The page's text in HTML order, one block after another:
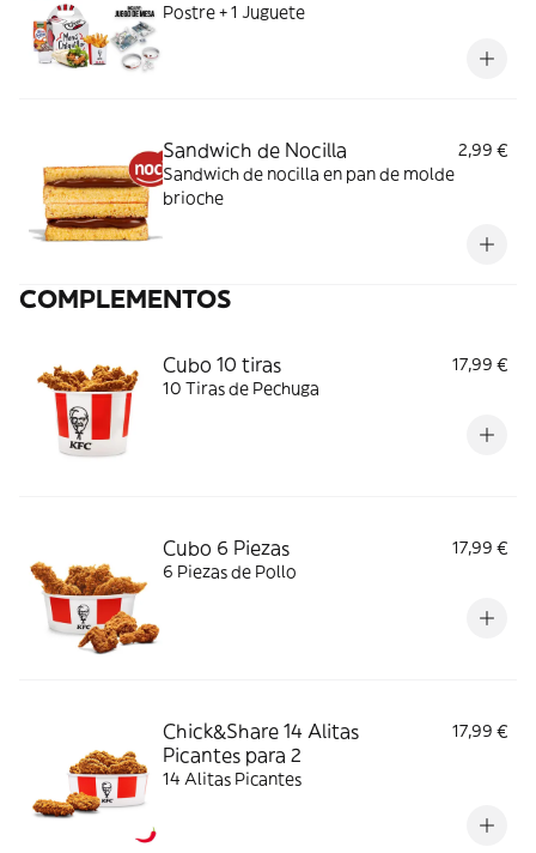
Postre + 1 Juguete
Sandwich de Nocilla
2,99 €
Sandwich de nocilla en pan de molde
brioche
COMPLEMENTOS
Cubo 10 tiras
17,99 €
10 Tiras de Pechuga
Cubo 6 Piezas
17,99 €
6 Piezas de Pollo
Chick&Share 14 Alitas
Picantes para 2
17,99 €
14 Alitas Picantes